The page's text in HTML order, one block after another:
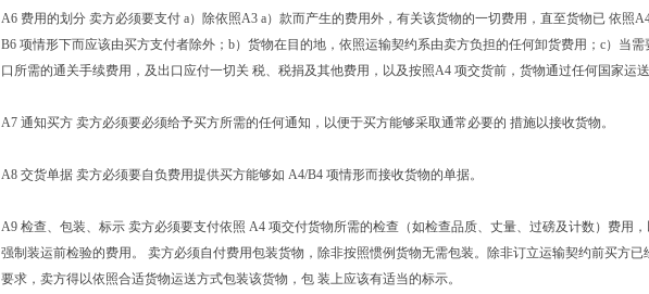
A6 费用的划分 卖方必须要支付 a）除依照A3 a）款而产生的费用外，有关该货物的一切费用，直至货物已 依照
B6 项情形下而应该由买方支付者除外；b）货物在目的地，依照运输契约系由卖方负担的任何卸货费用；c）当需
口所需的通关手续费用，及出口应付一切关 税、税捐及其他费用，以及按照A4 项交货前，货物通过任何国家运送
A7 通知买方 卖方必须要必须给予买方所需的任何通知，以便于买方能够采取通常必要的 措施以接收货物。
A8 交货单据 卖方必须要自负费用提供买方能够如 A4/B4 项情形而接收货物的单据。
A9 检查、包装、标示 卖方必须要支付依照 A4 项交付货物所需的检查（如检查品质、丈量、过磅及计数）费用
强制装运前检验的费用。 卖方必须自付费用包装货物，除非按照惯例货物无需包装。除非订立运输契约前买方已
要求，卖方得以依照合适货物运送方式包装该货物，包 装上应该有适当的标示。